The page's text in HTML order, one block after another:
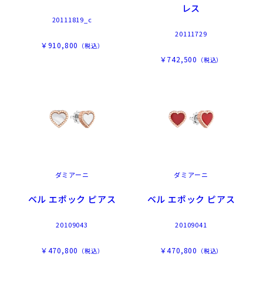
20111819_c
￥910,800 （税込）
レス
20111729
￥742,500 （税込）
ダミアーニ
ベル エポック ピアス
20109043
￥470,800 （税込）
ダミアーニ
ベル エポック ピアス
20109041
￥470,800 （税込）